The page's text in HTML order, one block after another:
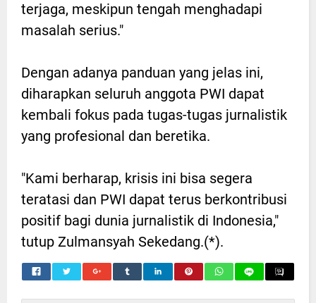
terjaga, meskipun tengah menghadapi
masalah serius."
Dengan adanya panduan yang jelas ini,
diharapkan seluruh anggota PWI dapat
kembali fokus pada tugas-tugas jurnalistik
yang profesional dan beretika.
"Kami berharap, krisis ini bisa segera
teratasi dan PWI dapat terus berkontribusi
positif bagi dunia jurnalistik di Indonesia,"
tutup Zulmansyah Sekedang.(*).